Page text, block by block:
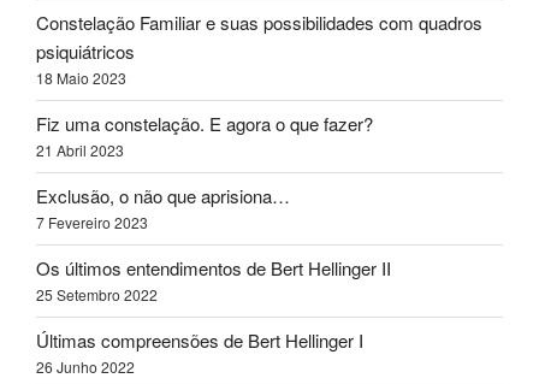
Constelação Familiar e suas possibilidades com quadros
psiquiátricos
18 Maio 2023
Fiz uma constelação. E agora o que fazer?
21 Abril 2023
Exclusão, o não que aprisiona…
7 Fevereiro 2023
Os últimos entendimentos de Bert Hellinger II
25 Setembro 2022
Últimas compreensões de Bert Hellinger I
26 Junho 2022